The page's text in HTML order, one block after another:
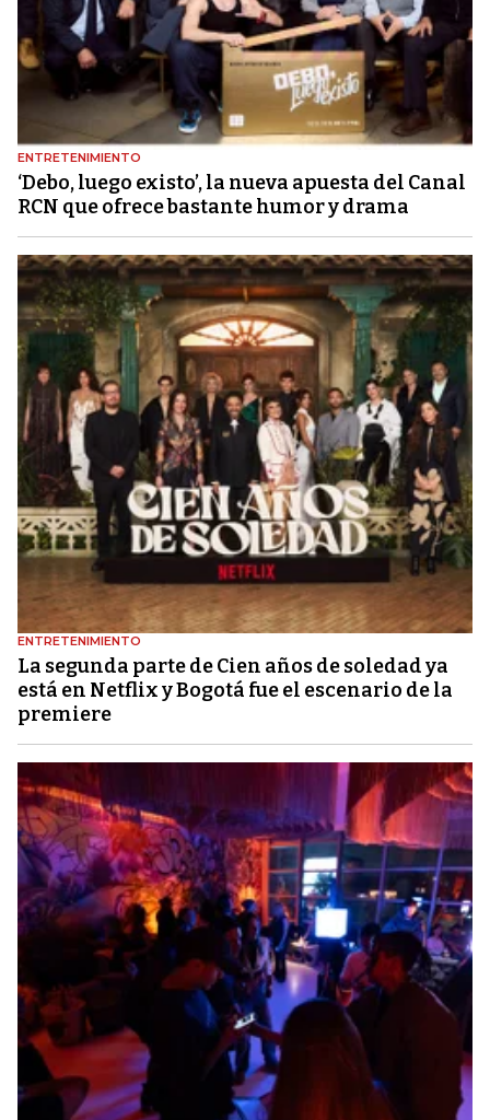
ENTRETENIMIENTO
‘Debo, luego existo’, la nueva apuesta del Canal
RCN que ofrece bastante humor y drama
ENTRETENIMIENTO
La segunda parte de Cien años de soledad ya
está en Netflix y Bogotá fue el escenario de la
premiere